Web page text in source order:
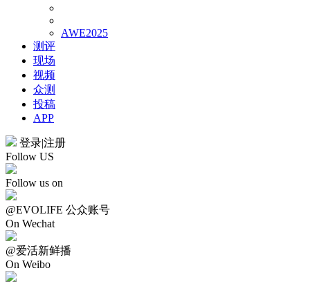
AWE2025
测评
现场
视频
众测
投稿
APP
登录|注册
Follow US
Follow us on
@EVOLIFE 公众账号
On Wechat
@爱活新鲜播
On Weibo